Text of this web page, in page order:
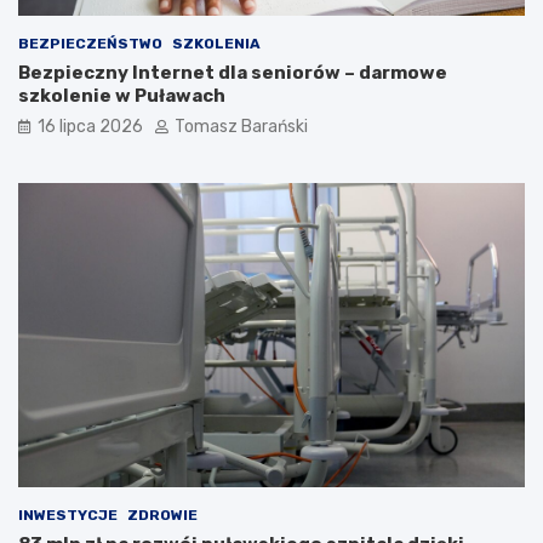
c
iBEZPIECZEŃSTWO SZKOLENIA
Bezpieczny Internet dla seniorów – darmowe
szkolenie w Puławach
16 lipca 2026 Tomasz Barański
INWESTYCJE ZDROWIE